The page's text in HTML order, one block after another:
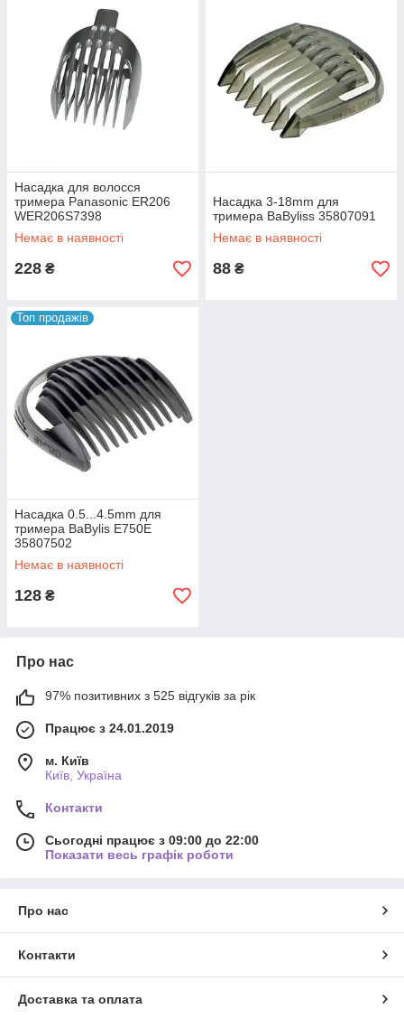
Насадка для волосся
тримера Panasonic ER206
WER206S7398
Немає в наявності
228 ₴
Насадка 3-18mm для
тримера BaByliss 35807091
Немає в наявності
88 ₴
Топ продажів
Насадка 0.5...4.5mm для
тримера BaBylis E750E
35807502
Немає в наявності
128 ₴
Про нас
97% позитивних з 525 відгуків за рік
Працює з 24.01.2019
м. Київ
Київ, Україна
Контакти
Сьогодні працює з 09:00 до 22:00
Показати весь графік роботи
Про нас
Контакти
Доставка та оплата